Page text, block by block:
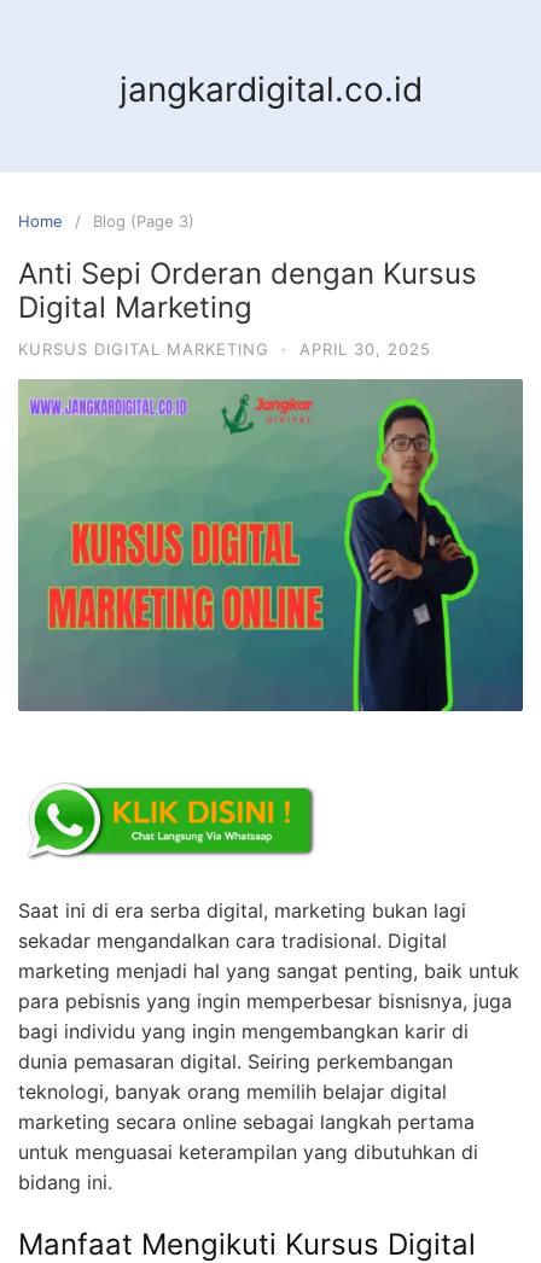
jangkardigital.co.id
Home Blog (Page 3)
Anti Sepi Orderan dengan Kursus
Digital Marketing
KURSUS DIGITAL MARKETING · APRIL 30, 2025
Saat ini di era serba digital, marketing bukan lagi
sekadar mengandalkan cara tradisional. Digital
marketing menjadi hal yang sangat penting, baik untuk
para pebisnis yang ingin memperbesar bisnisnya, juga
bagi individu yang ingin mengembangkan karir di
dunia pemasaran digital. Seiring perkembangan
teknologi, banyak orang memilih belajar digital
marketing secara online sebagai langkah pertama
untuk menguasai keterampilan yang dibutuhkan di
bidang ini.
Manfaat Mengikuti Kursus Digital